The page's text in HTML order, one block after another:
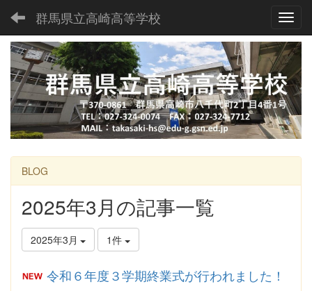
群馬県立高崎高等学校
BLOG
2025年3月の記事一覧
2025年3月 1件
令和６年度３学期終業式が行われました！